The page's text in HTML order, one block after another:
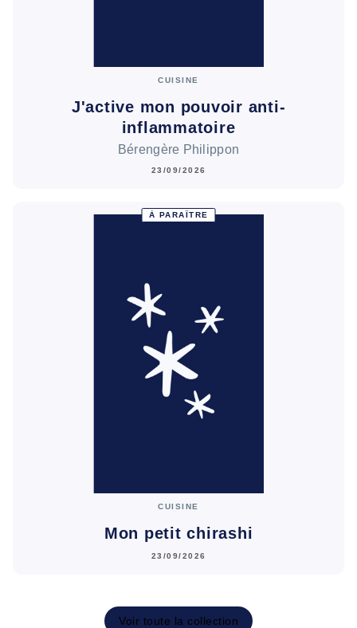
CUISINE
J'active mon pouvoir anti-
inflammatoire
Bérengère Philippon
23/09/2026
À PARAÎTRE
CUISINE
Mon petit chirashi
23/09/2026
Voir toute la collection